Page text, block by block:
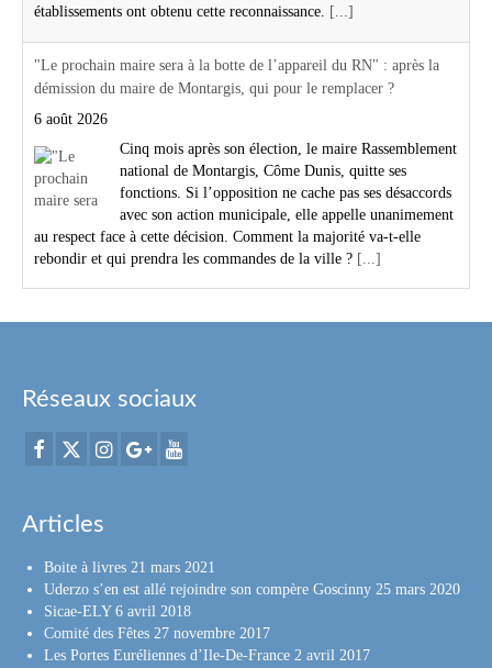
établissements ont obtenu cette reconnaissance. [...]
"Le prochain maire sera à la botte de l’appareil du RN" : après la
démission du maire de Montargis, qui pour le remplacer ?
6 août 2026
Cinq mois après son élection, le maire Rassemblement
national de Montargis, Côme Dunis, quitte ses
fonctions. Si l’opposition ne cache pas ses désaccords
avec son action municipale, elle appelle unanimement
au respect face à cette décision. Comment la majorité va-t-elle
rebondir et qui prendra les commandes de la ville ? [...]
Réseaux sociaux
Articles
Boite à livres 21 mars 2021
Uderzo s’en est allé rejoindre son compère Goscinny 25 mars 2020
Sicae-ELY 6 avril 2018
Comité des Fêtes 27 novembre 2017
Les Portes Euréliennes d’Ile-De-France 2 avril 2017